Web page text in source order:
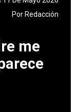
Por Redacción
me